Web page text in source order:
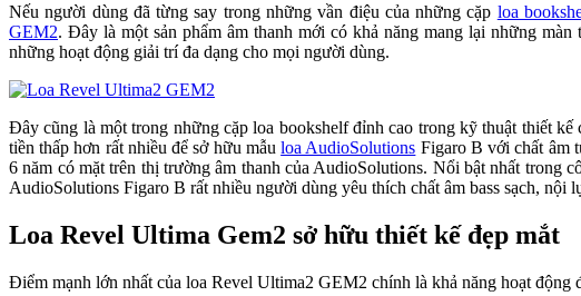
Nếu người dùng đã từng say trong những vần điệu của những cặp loa
GEM2. Đây là một sản phẩm âm thanh mới có khả năng mang lại những
những hoạt động giải trí đa dạng cho mọi người dùng.
Đây cũng là một trong những cặp loa bookshelf đỉnh cao trong kỹ thuật thiết
tiền thấp hơn rất nhiều để sở hữu mẫuloa AudioSolutions Figaro B với chất âm
6 năm có mặt trên thị trường âm thanh của AudioSolutions. Nổi bật nhất trong
AudioSolutions Figaro B rất nhiều người dùng yêu thích chất âm bass sạch, nội
Loa Revel Ultima Gem2 sở hữu thiết kế đẹp mắt
Điểm mạnh lớn nhất của loa Revel Ultima2 GEM2 chính là khả năng hoạt